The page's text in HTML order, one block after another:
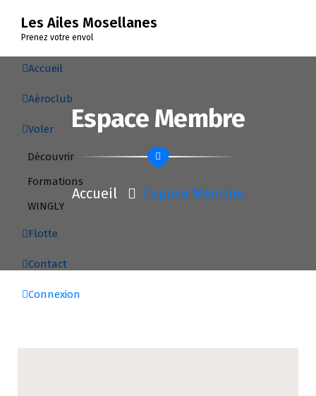
Les Ailes Mosellanes
Prenez votre envol
Accueil
Aéroclub
Voler
Découvrir
Formations
WINGLY
Flotte
Contact
Connexion
Espace Membre
Accueil Espace Membre